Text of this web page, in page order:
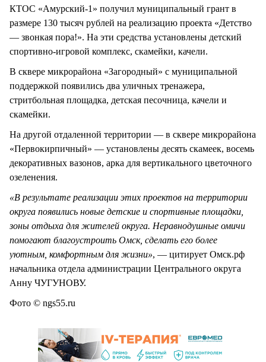
КТОС «Амурский-1» получил муниципальный грант в
размере 130 тысяч рублей на реализацию проекта «Детство
— звонкая пора!». На эти средства установлены детский
спортивно-игровой комплекс, скамейки, качели.
В сквере микрорайона «Загородный» с муниципальной
поддержкой появились два уличных тренажера,
стритбольная площадка, детская песочница, качели и
скамейки.
На другой отдаленной территории — в сквере микрорайона
«Первокирпичный» — установлены десять скамеек, восемь
декоративных вазонов, арка для вертикального цветочного
озеленения.
«В результате реализации этих проектов на территории
округа появились новые детские и спортивные площадки,
зоны отдыха для жителей округа. Неравнодушные омичи
помогают благоустроить Омск, сделать его более
уютным, комфортным для жизни», — цитирует Омск.рф
начальника отдела администрации Центрального округа
Анну ЧУГУНОВУ.
Фото © ngs55.ru